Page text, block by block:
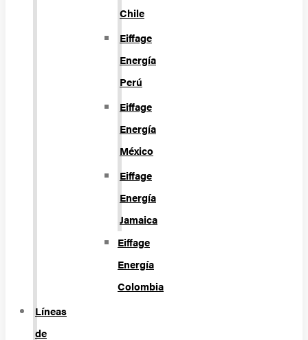
Chile
Eiffage
Energía
Perú
Eiffage
Energía
México
Eiffage
Energía
Jamaica
Eiffage
Energía
Colombia
Líneas
de